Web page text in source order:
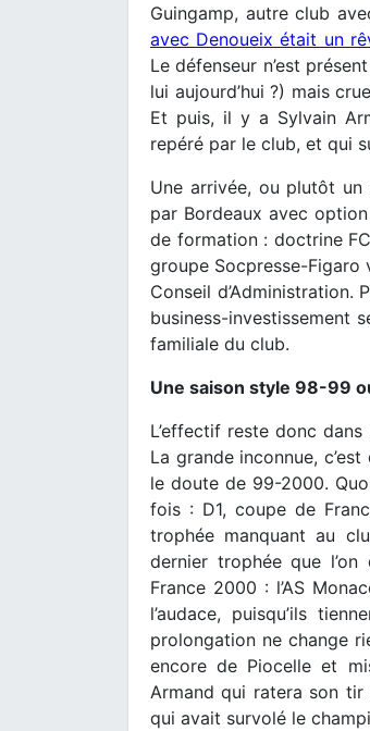
Guingamp, autre club
avec Denoueix était un
Le défenseur n’est
lui aujourd’hui ?) mais
Et puis, il y a Sylvain
repéré par le club, et qui
Une arrivée, ou plutôt
par Bordeaux avec
de formation : doctrine
groupe Socpresse-Figaro
Conseil d’Administration.
business-investissement
familiale du club.
Une saison style 98-99
L’effectif reste donc
La grande inconnue,
le doute de 99-2000.
fois : D1, coupe de
trophée manquant au
dernier trophée que
France 2000 : l’AS
l’audace, puisqu’ils
prolongation ne change
encore de Piocelle et
Armand qui ratera son
qui avait survolé le